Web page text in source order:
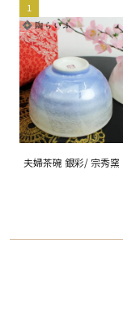
1
夫婦茶碗 銀彩/ 宗秀窯